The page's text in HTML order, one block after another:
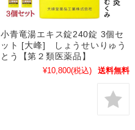
小青竜湯エキス錠240錠 3個セ
ット [大峰] しょうせいりゅう
とう【第２類医薬品】
¥10,800(税込) 送料無料